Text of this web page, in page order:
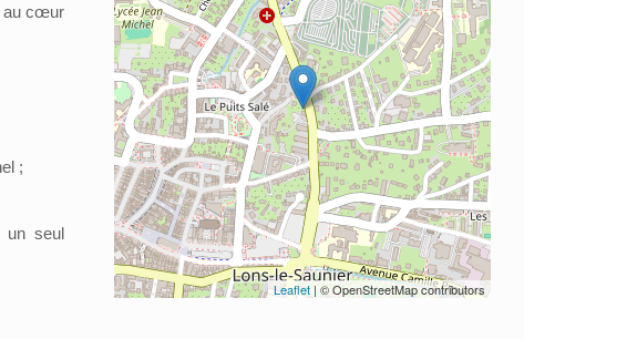
au cœur
;
seul
Leaflet| © OpenStreetMap contributors